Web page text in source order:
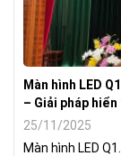
Màn hình LED
– Giải pháp
25/11/2025
Màn hình LED